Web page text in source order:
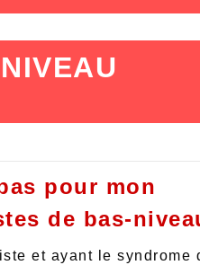
pour mon
de bas-
et ayant le syndrome